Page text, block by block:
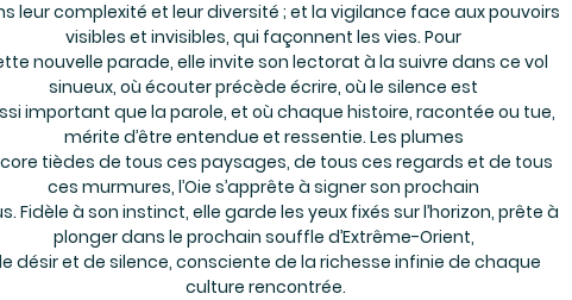
leur complexité et leur diversité ; et la vigilance face aux pouvoirs
visibles et invisibles, qui façonnent les vies. Pour
nouvelle parade, elle invite son lectorat à la suivre dans ce vol
sinueux, où écouter précède écrire, où le silence est
important que la parole, et où chaque histoire, racontée ou tue,
mérite d’être entendue et ressentie. Les plumes
tièdes de tous ces paysages, de tous ces regards et de tous
ces murmures, l’Oie s’apprête à signer son prochain
Fidèle à son instinct, elle garde les yeux fixés sur l’horizon, prête à
plonger dans le prochain souffle d’Extrême-Orient,
désir et de silence, consciente de la richesse infinie de chaque
culture rencontrée.